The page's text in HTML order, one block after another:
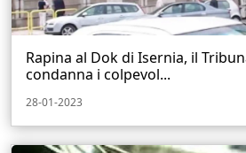
Rapina al Dok di Isernia, il
condanna i colpevol...
28-01-2023